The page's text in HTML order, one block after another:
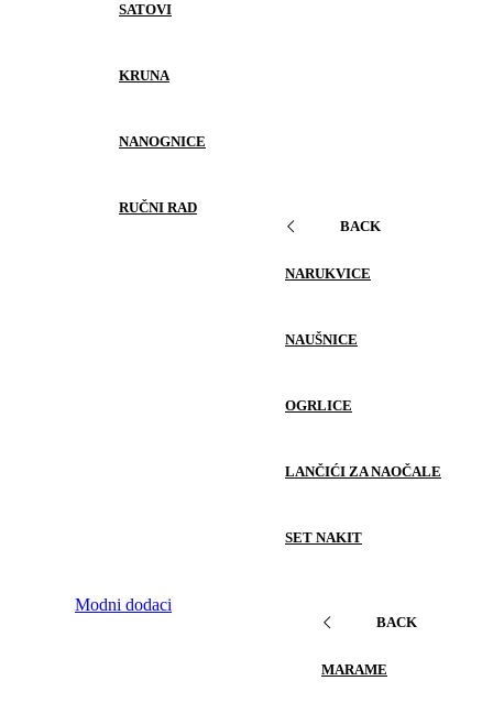
SATOVI
KRUNA
NANOGNICE
RUČNI RAD
BACK
NARUKVICE
NAUŠNICE
OGRLICE
LANČIĆI ZA NAOČALE
SET NAKIT
Modni dodaci
BACK
MARAME